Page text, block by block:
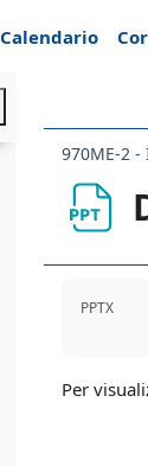
Calendario
970ME-2 -
PPTX
Per